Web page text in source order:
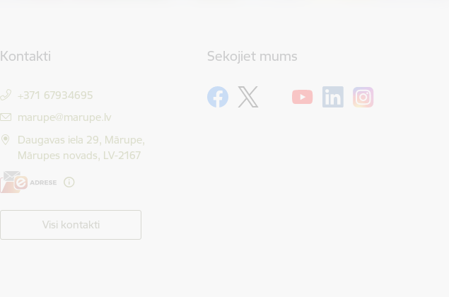
Kontakti
+371 67934695
E-pasts:
marupe@marupe.lv
Daugavas iela 29, Mārupe,
Mārupes novads, LV-2167
Visi kontakti
Sekojiet mums